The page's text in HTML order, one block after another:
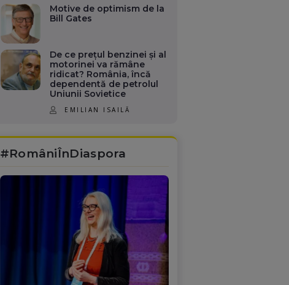
Motive de optimism de la
Bill Gates
De ce prețul benzinei și al
motorinei va rămâne
ridicat? România, încă
dependentă de petrolul
Uniunii Sovietice
EMILIAN ISAILĂ
#RomâniÎnDiaspora